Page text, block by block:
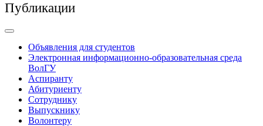
Публикации
Объявления для студентов
Электронная информационно-образовательная среда
ВолГУ
Аспиранту
Абитуриенту
Сотруднику
Выпускнику
Волонтеру